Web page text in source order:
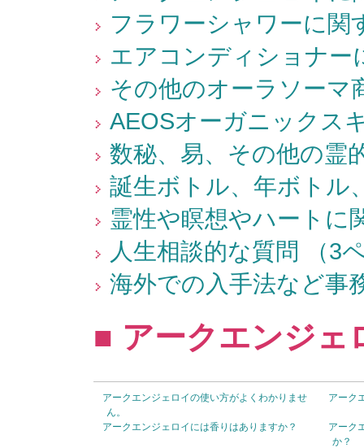
フラワーシャワーに関
エアコンディショナー
その他のオーラソーマ
AEOSオーガニックス
数秘、易、その他の霊
誕生ボトル、年ボトル
霊性や瞑想やハートに
人生相談的な質問 （3
海外での入手法など事
■ アークエンジェ
アークエンジェロイの使い方がよくわかりませ
ん。
アーク
アークエンジェロイには香りはありますか？
アーク
か？